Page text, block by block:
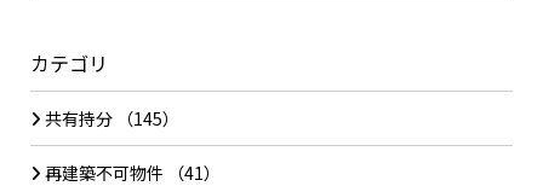
カテゴリ
共有持分 （145）
再建築不可物件 （41）